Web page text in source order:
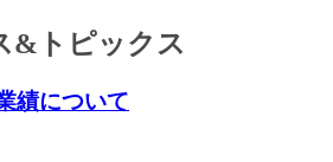
&トピックス
績について